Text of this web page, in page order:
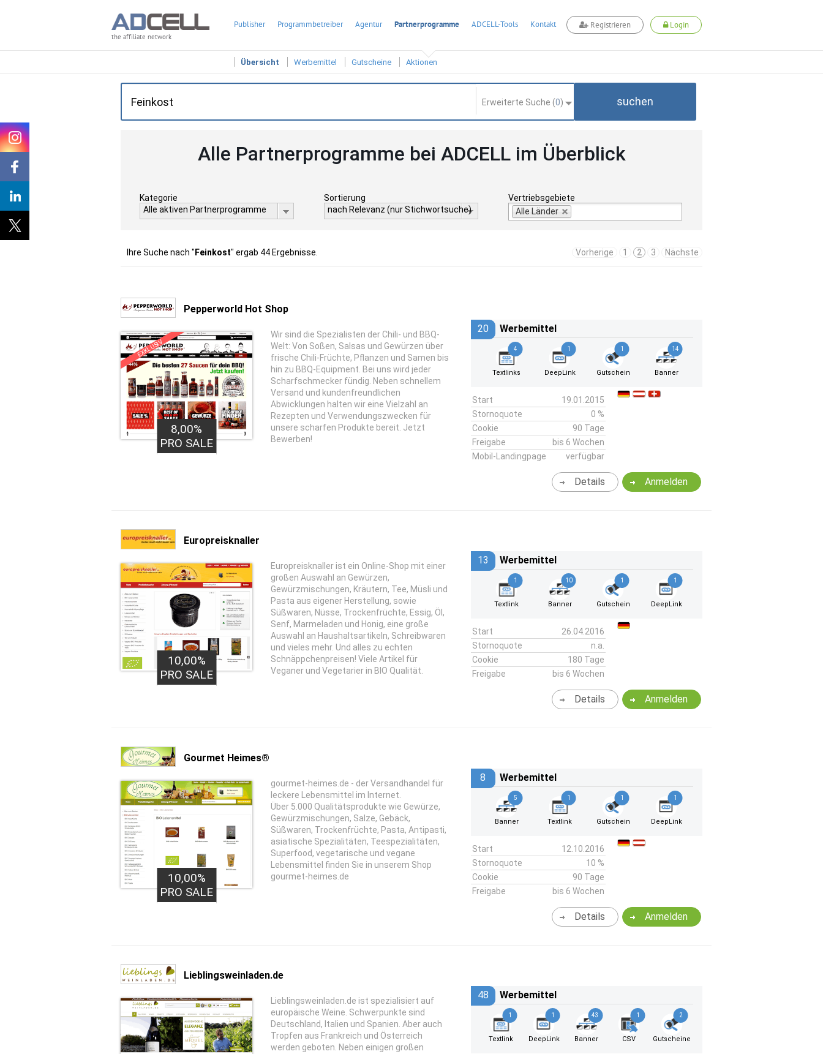
the affiliate network
Publisher Programmbetreiber Agentur Partnerprogramme ADCELL-Tools Kontakt Registrieren Login
Übersicht Werbemittel Gutscheine Aktionen
Erweiterte Suche (0) suchen
Alle Partnerprogramme bei ADCELL im Überblick
Kategorie
Alle aktiven Partnerprogramme
Sortierung
nach Relevanz (nur Stichwortsuche)
Vertriebsgebiete
Alle Länder
Ihre Suche nach " Feinkost" ergab 44 Ergebnisse. Vorherige 1 2 3 Nächste
Pepperworld Hot Shop
EXKLUSIV
8,00%
PRO SALE
Wir sind die Spezialisten der Chili- und BBQ-
Welt: Von Soßen, Salsas und Gewürzen über
frische Chili-Früchte, Pflanzen und Samen bis
hin zu BBQ-Equipment. Bei uns wird jeder
Scharfschmecker fündig. Neben schnellem
Versand und kundenfreundlichen
Abwicklungen halten wir eine Vielzahl an
Rezepten und Verwendungszwecken für
unsere scharfen Produkte bereit. Jetzt
Bewerben!
20 Werbemittel
4
Textlinks
1
DeepLink
1
Gutschein
14
Banner
Start
19.01.2015
Stornoquote
0 %
Cookie
90 Tage
Freigabe
bis 6 Wochen
Mobil-Landingpage
verfügbar
Anmelden
Details
Europreisknaller
10,00%
PRO SALE
Europreisknaller ist ein Online-Shop mit einer
großen Auswahl an Gewürzen,
Gewürzmischungen, Kräutern, Tee, Müsli und
Pasta aus eigener Herstellung, sowie
Süßwaren, Nüsse, Trockenfrüchte, Essig, Öl,
Senf, Marmeladen und Honig, eine große
Auswahl an Haushaltsartikeln, Schreibwaren
und vieles mehr. Und alles zu echten
Schnäppchenpreisen! Viele Artikel für
Veganer und Vegetarier in BIO Qualität.
13 Werbemittel
1
Textlink
10
Banner
1
Gutschein
1
DeepLink
Start
26.04.2016
Stornoquote
n.a.
Cookie
180 Tage
Freigabe
bis 6 Wochen
Anmelden
Details
Gourmet Heimes®
10,00%
PRO SALE
gourmet-heimes.de - der Versandhandel für
leckere Lebensmittel im Internet.
Über 5.000 Qualitätsprodukte wie Gewürze,
Gewürzmischungen, Salze, Gebäck,
Süßwaren, Trockenfrüchte, Pasta, Antipasti,
asiatische Spezialitäten, Teespezialitäten,
Superfood, vegetarische und vegane
Lebensmittel finden Sie in unserem Shop
gourmet-heimes.de
8 Werbemittel
5
Banner
1
Textlink
1
Gutschein
1
DeepLink
Start
12.10.2016
Stornoquote
10 %
Cookie
90 Tage
Freigabe
bis 6 Wochen
Anmelden
Details
Lieblingsweinladen.de
Lieblingsweinladen.de ist spezialisiert auf
europäische Weine. Schwerpunkte sind
Deutschland, Italien und Spanien. Aber auch
Tropfen aus Frankreich und Österreich
werden geboten. Neben einigen großen
48 Werbemittel
1
Textlink
1
DeepLink
43
Banner
1
CSV
2
Gutscheine